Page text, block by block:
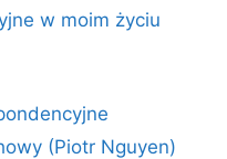
w moim życiu
(Piotr Nguyen)